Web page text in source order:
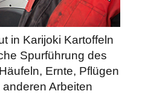
in Karijoki Kartoffeln
Spurführung des
Ernte, Pflügen
Arbeiten